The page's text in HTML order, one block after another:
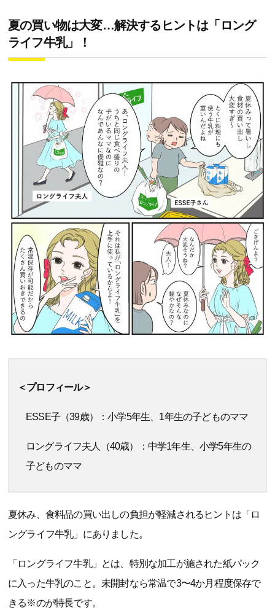
夏の買い物は大変…解決するヒントは「ロング
ライフ牛乳」！
＜プロフィール＞
ESSE子（39歳）：小学5年生、1年生の子どものママ
ロングライフ夫人（40歳）：中学1年生、小学5年生の
子どものママ
夏休み、食料品の買い出しの負担が軽減されるヒントは「ロ
ングライフ牛乳」にありました。
「ロングライフ牛乳」とは、特別な加工が施された紙パック
に入った牛乳のこと。未開封なら常温で3〜4か月程度保存で
きる※のが特長です。